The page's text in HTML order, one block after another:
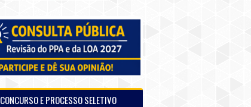
CONCURSO E PROCESSO SELETIVO